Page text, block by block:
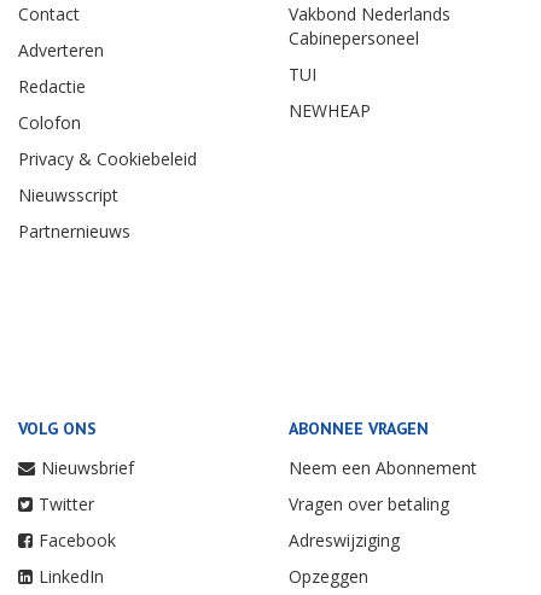
Contact
Adverteren
Redactie
Colofon
Privacy & Cookiebeleid
Nieuwsscript
Partnernieuws
Vakbond Nederlands
Cabinepersoneel
TUI
NEWHEAP
VOLG ONS
Nieuwsbrief
Twitter
Facebook
LinkedIn
ABONNEE VRAGEN
Neem een Abonnement
Vragen over betaling
Adreswijziging
Opzeggen